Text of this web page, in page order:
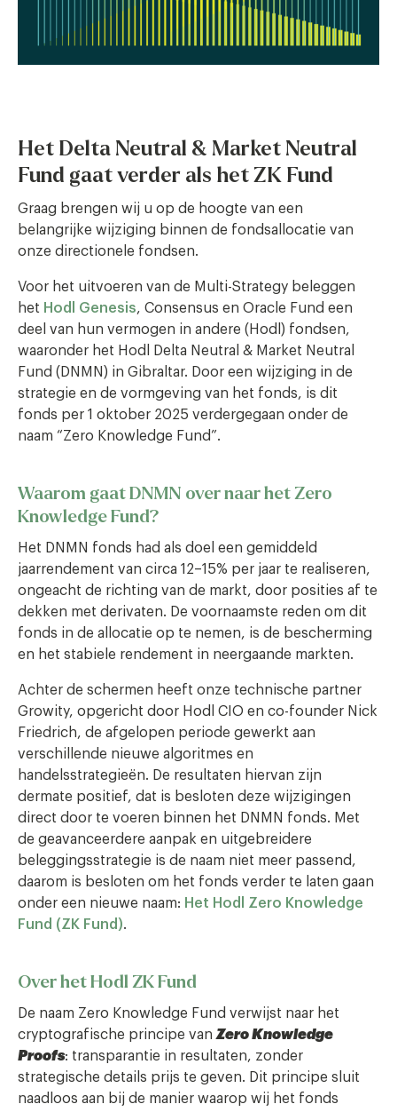
Het Delta Neutral & Market Neutral
Fund gaat verder als het ZK Fund
Graag brengen wij u op de hoogte van een
belangrijke wijziging binnen de fondsallocatie van
onze directionele fondsen.
Voor het uitvoeren van de Multi-Strategy beleggen
het Hodl Genesis, Consensus en Oracle Fund een
deel van hun vermogen in andere (Hodl) fondsen,
waaronder het Hodl Delta Neutral & Market Neutral
Fund (DNMN) in Gibraltar. Door een wijziging in de
strategie en de vormgeving van het fonds, is dit
fonds per 1 oktober 2025 verdergegaan onder de
naam “Zero Knowledge Fund”.
Waarom gaat DNMN over naar het Zero
Knowledge Fund?
Het DNMN fonds had als doel een gemiddeld
jaarrendement van circa 12–15% per jaar te realiseren,
ongeacht de richting van de markt, door posities af te
dekken met derivaten. De voornaamste reden om dit
fonds in de allocatie op te nemen, is de bescherming
en het stabiele rendement in neergaande markten.
Achter de schermen heeft onze technische partner
Growity, opgericht door Hodl CIO en co-founder Nick
Friedrich, de afgelopen periode gewerkt aan
verschillende nieuwe algoritmes en
handelsstrategieën. De resultaten hiervan zijn
dermate positief, dat is besloten deze wijzigingen
direct door te voeren binnen het DNMN fonds. Met
de geavanceerdere aanpak en uitgebreidere
beleggingsstrategie is de naam niet meer passend,
daarom is besloten om het fonds verder te laten gaan
onder een nieuwe naam: Het Hodl Zero Knowledge
Fund (ZK Fund).
Over het Hodl ZK Fund
De naam Zero Knowledge Fund verwijst naar het
cryptografische principe van Zero Knowledge
Proofs: transparantie in resultaten, zonder
strategische details prijs te geven. Dit principe sluit
naadloos aan bij de manier waarop wij het fonds